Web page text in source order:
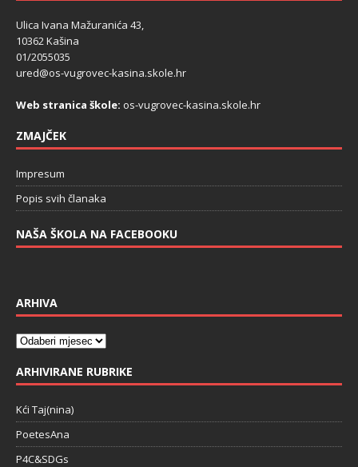
Ulica Ivana Mažuranića 43,
10362 Kašina
01/2055035
ured@os-vugrovec-kasina.skole.hr
Web stranica škole: os-vugrovec-kasina.skole.hr
ZMAJČEK
Impresum
Popis svih članaka
NAŠA ŠKOLA NA FACEBOOKU
ARHIVA
ARHIVIRANE RUBRIKE
Kći Taj(nina)
PoetesAna
P4C&SDGs